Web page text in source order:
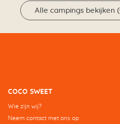
Alle campings bekijken
COCO SWEET
Wie zijn wij?
Neem contact met ons op